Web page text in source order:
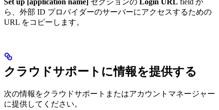
ら、外部 ID プロバイダーのサーバーにアクセスするための
URL をコピーします。
クラウドサポートに情報を提供する
次の情報をクラウドサポートまたはアカウントマネージャー
に提供してください。